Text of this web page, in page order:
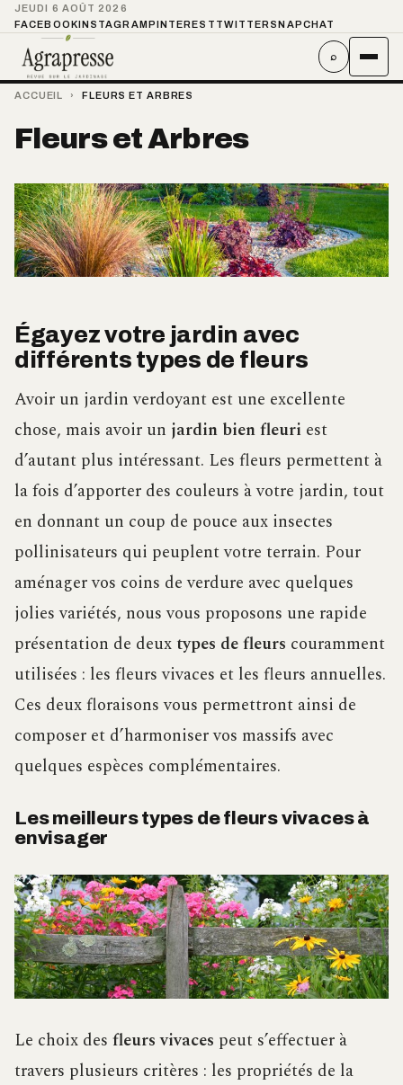
JEUDI 6 AOÛT 2026
FACEBOOKINSTAGRAMPINTEREST TWITTER SNAPCHAT
⌕
ACCUEIL › FLEURS ET ARBRES
Fleurs et Arbres
Égayez votre jardin avec
différents types de fleurs
Avoir un jardin verdoyant est une excellente
chose, mais avoir un jardin bien fleuri est
d’autant plus intéressant. Les fleurs permettent à
la fois d’apporter des couleurs à votre jardin, tout
en donnant un coup de pouce aux insectes
pollinisateurs qui peuplent votre terrain. Pour
aménager vos coins de verdure avec quelques
jolies variétés, nous vous proposons une rapide
présentation de deux types de fleurs couramment
utilisées : les fleurs vivaces et les fleurs annuelles.
Ces deux floraisons vous permettront ainsi de
composer et d’harmoniser vos massifs avec
quelques espèces complémentaires.
Les meilleurs types de fleurs vivaces à
envisager
Le choix des fleurs vivaces peut s’effectuer à
travers plusieurs critères : les propriétés de la